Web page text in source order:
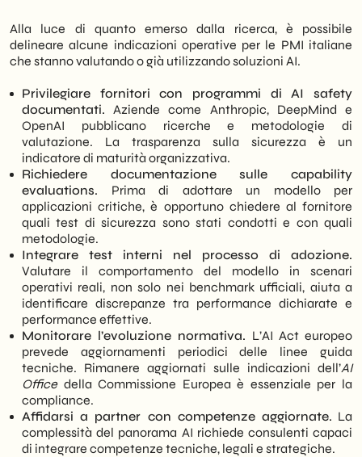
Alla luce di quanto emerso dalla ricerca, è possibile
delineare alcune indicazioni operative per le PMI italiane
che stanno valutando o già utilizzando soluzioni AI.
Privilegiare fornitori con programmi di AI safety
documentati. Aziende come Anthropic, DeepMind e
OpenAI pubblicano ricerche e metodologie di
valutazione. La trasparenza sulla sicurezza è un
indicatore di maturità organizzativa.
Richiedere documentazione sulle capability
evaluations. Prima di adottare un modello per
applicazioni critiche, è opportuno chiedere al fornitore
quali test di sicurezza sono stati condotti e con quali
metodologie.
Integrare test interni nel processo di adozione.
Valutare il comportamento del modello in scenari
operativi reali, non solo nei benchmark ufficiali, aiuta a
identificare discrepanze tra performance dichiarate e
performance effettive.
Monitorare l’evoluzione normativa. L’AI Act europeo
prevede aggiornamenti periodici delle linee guida
tecniche. Rimanere aggiornati sulle indicazioni dell’AI
Officedella Commissione Europea è essenziale per la
compliance.
Affidarsi a partner con competenze aggiornate. La
complessità del panorama AI richiede consulenti capaci
di integrare competenze tecniche, legali e strategiche.